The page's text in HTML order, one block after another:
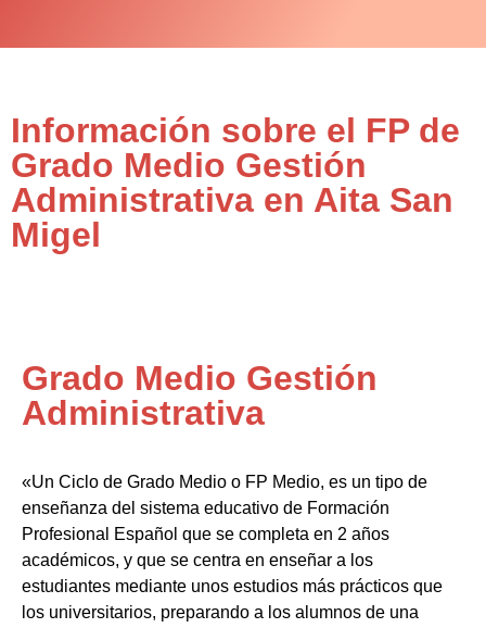
Información sobre el FP de
Grado Medio Gestión
Administrativa en Aita San
Migel
Grado Medio Gestión
Administrativa
«Un Ciclo de Grado Medio o FP Medio, es un tipo de
enseñanza del sistema educativo de Formación
Profesional Español que se completa en 2 años
académicos, y que se centra en enseñar a los
estudiantes mediante unos estudios más prácticos que
los universitarios, preparando a los alumnos de una